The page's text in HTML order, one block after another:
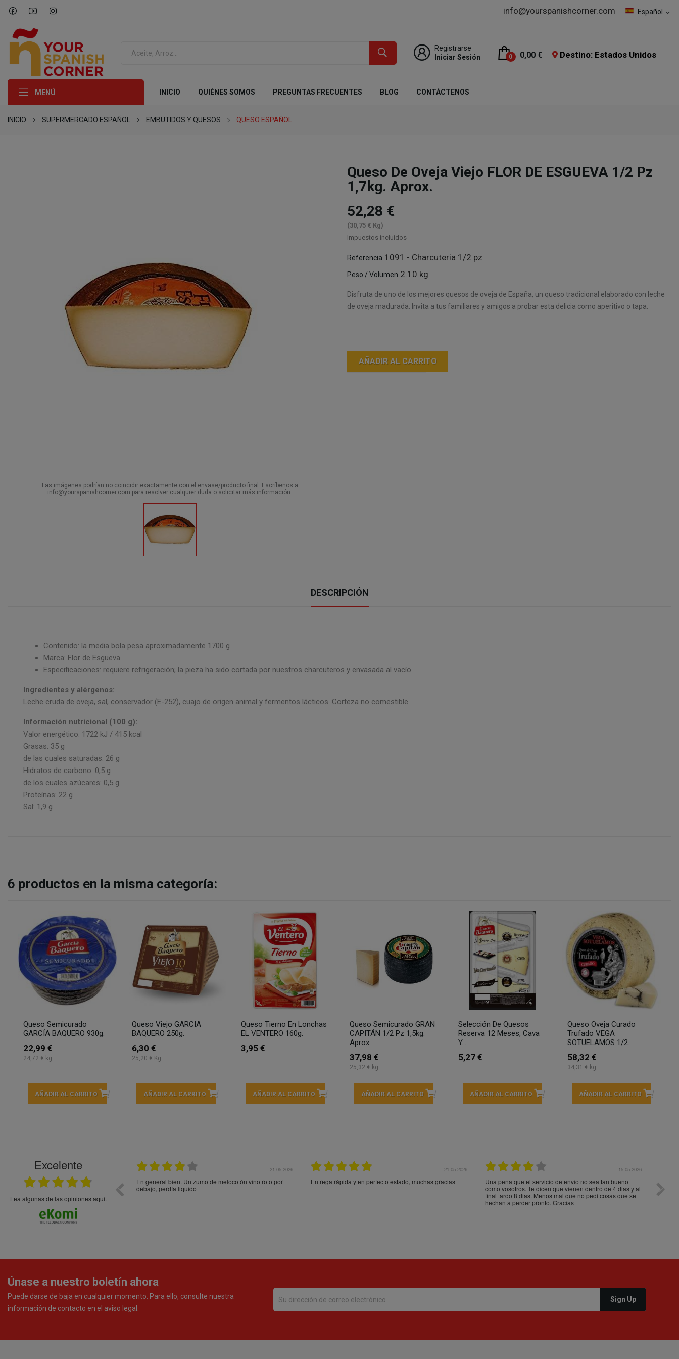
Español expand_more
info@yourspanishcorner.com
Registrarse
Iniciar Sesión
0 0,00 € Destino: Estados Unidos
MENÚ INICIO QUIÉNES SOMOS PREGUNTAS FRECUENTES BLOG CONTÁCTENOS
INICIO SUPERMERCADO ESPAÑOL EMBUTIDOS Y QUESOS QUESO ESPAÑOL
Las imágenes podrían no coincidir exactamente con el envase/producto final. Escríbenos a
info@yourspanishcorner.com para resolver cualquier duda o solicitar más información.
Queso De Oveja Viejo FLOR DE ESGUEVA 1/2 Pz
1,7kg. Aprox.
52,28 €
(30,75 € Kg)
Impuestos incluidos
Referencia 1091 - Charcuteria 1/2 pz
Peso / Volumen 2.10 kg
Disfruta de uno de los mejores quesos de oveja de España, un queso tradicional elaborado con leche
de oveja madurada. Invita a tus familiares y amigos a probar esta delicia como aperitivo o tapa.
AÑADIR AL CARRITO
DESCRIPCIÓN
Contenido: la media bola pesa aproximadamente 1700 g
Marca: Flor de Esgueva
Especificaciones: requiere refrigeración; la pieza ha sido cortada por nuestros charcuteros y envasada al vacío.
Ingredientes y alérgenos:
Leche cruda de oveja, sal, conservador (E-252), cuajo de origen animal y fermentos lácticos. Corteza no comestible.
Información nutricional (100 g):
Valor energético: 1722 kJ / 415 kcal
Grasas: 35 g
de las cuales saturadas: 26 g
Hidratos de carbono: 0,5 g
de los cuales azúcares: 0,5 g
Proteínas: 22 g
Sal: 1,9 g
6 productos en la misma categoría:
Queso Semicurado
GARCÍA BAQUERO 930g.
22,99 €
24,72 € kg
AÑADIR AL CARRITO
Queso Viejo GARCIA
BAQUERO 250g.
6,30 €
25,20 € Kg
AÑADIR AL CARRITO
Queso Tierno En Lonchas
EL VENTERO 160g.
3,95 €
AÑADIR AL CARRITO
Queso Semicurado GRAN
CAPITÁN 1/2 Pz 1,5kg.
Aprox.
37,98 €
25,32 € kg
AÑADIR AL CARRITO
Selección De Quesos
Reserva 12 Meses, Cava
Y...
5,27 €
AÑADIR AL CARRITO
Queso Oveja Curado
Trufado VEGA
SOTUELAMOS 1/2...
58,32 €
34,31 € kg
AÑADIR AL CARRITO
Excelente
Lea algunas de las opiniones aquí.
21.05.2026
En general bien. Un zumo de melocotón vino roto por
debajo, perdía liquido
21.05.2026
Entrega rápida y en perfecto estado, muchas gracias
15.05.2026
Una pena que el servicio de envio no sea tan bueno
como vosotros. Te dicen que vienen dentro de 4 dias y al
final tardo 8 dias. Menos mal que no pedí cosas que se
hechan a perder pronto. Gracias
Únase a nuestro boletín ahora
Puede darse de baja en cualquier momento. Para ello, consulte nuestra
información de contacto en el aviso legal.